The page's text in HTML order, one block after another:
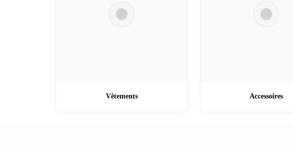
Vêtements Accessoires